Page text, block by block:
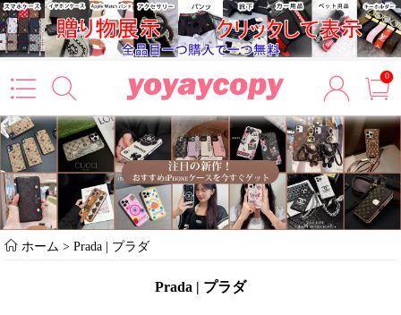
0
ホーム >Prada | プラダ
Prada | プラダ